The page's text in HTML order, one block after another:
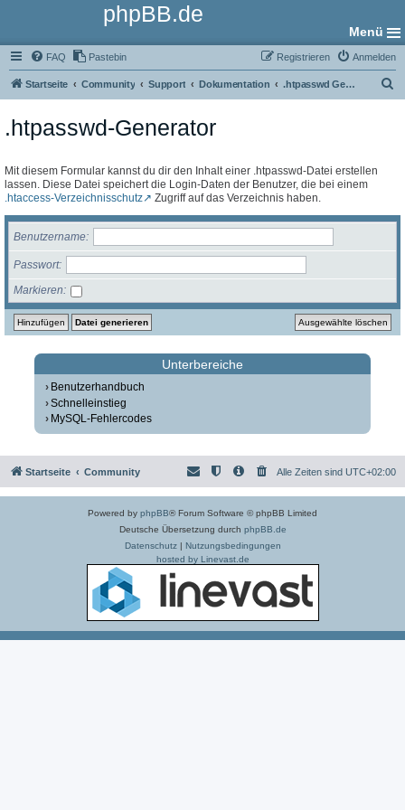
phpBB.de
Menü
FAQ Pastebin Anmelden
Registrieren
Startseite Community Support Dokumentation .htpasswd Generator
.htpasswd-Generator
Mit diesem Formular kannst du dir den Inhalt einer .htpasswd-Datei erstellen
lassen. Diese Datei speichert die Login-Daten der Benutzer, die bei einem
.htaccess-Verzeichnisschutz
Zugriff auf das Verzeichnis haben.
Benutzername
Passwort
Markieren
Unterbereiche
Benutzerhandbuch
Schnelleinstieg
MySQL-Fehlercodes
Startseite Community Alle Zeiten sind UTC+02:00
Powered by phpBB® Forum Software © phpBB Limited
Deutsche Übersetzung durch phpBB.de
Datenschutz|
Nutzungsbedingungen
hosted by Linevast.de